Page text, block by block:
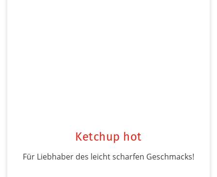
Ketchup hot
Für Liebhaber des leicht scharfen Geschmacks!